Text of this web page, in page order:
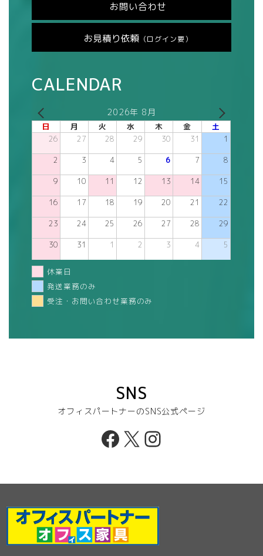
お問い合わせ
お見積り依頼 （ログイン要）
CALENDAR
2026年 8月
日 月 火 水 木 金 土
26 27 28 29 30 31 1
2 3 4 5 6 7 8
9 10 11 12 13 14 15
16 17 18 19 20 21 22
23 24 25 26 27 28 29
30 31 1 2 3 4 5
休業日
発送業務のみ
受注・お問い合わせ業務のみ
SNS
オフィスパートナーのSNS公式ページ
Facebook
X Instagram